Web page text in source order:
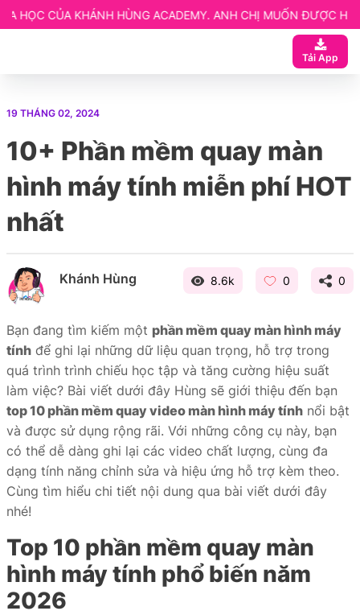
HÙNG ACADEMY. ANH CHỊ MUỐN ĐƯỢC HƯỚNG DẪN CHI
Tải App
ngay
19 THÁNG 02, 2024
10+ Phần mềm quay màn
hình máy tính miễn phí HOT
nhất
Khánh Hùng 8.6k 0 0
Bạn đang tìm kiếm một phần mềm quay màn hình máy
tính để ghi lại những dữ liệu quan trọng, hỗ trợ trong
quá trình trình chiếu học tập và tăng cường hiệu suất
làm việc? Bài viết dưới đây Hùng sẽ giới thiệu đến bạn
top 10 phần mềm quay video màn hình máy tính nổi bật
và được sử dụng rộng rãi. Với những công cụ này, bạn
có thể dễ dàng ghi lại các video chất lượng, cùng đa
dạng tính năng chỉnh sửa và hiệu ứng hỗ trợ kèm theo.
Cùng tìm hiểu chi tiết nội dung qua bài viết dưới đây
nhé!
Top 10 phần mềm quay màn
hình máy tính phổ biến năm
2026